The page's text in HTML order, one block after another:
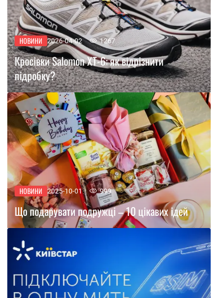
НОВИНИ 2026-04-02 1267
Кросівки Salomon XT-6: як відрізнити
підробку?
НОВИНИ 2025-10-01 999
Що подарувати подружці – 10 цікавих ідей